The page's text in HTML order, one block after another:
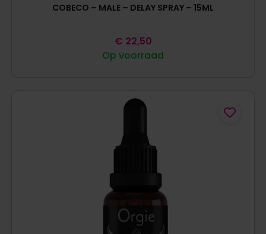
COBECO – MALE – DELAY SPRAY – 15ML
Op voorraad
€ 22,50